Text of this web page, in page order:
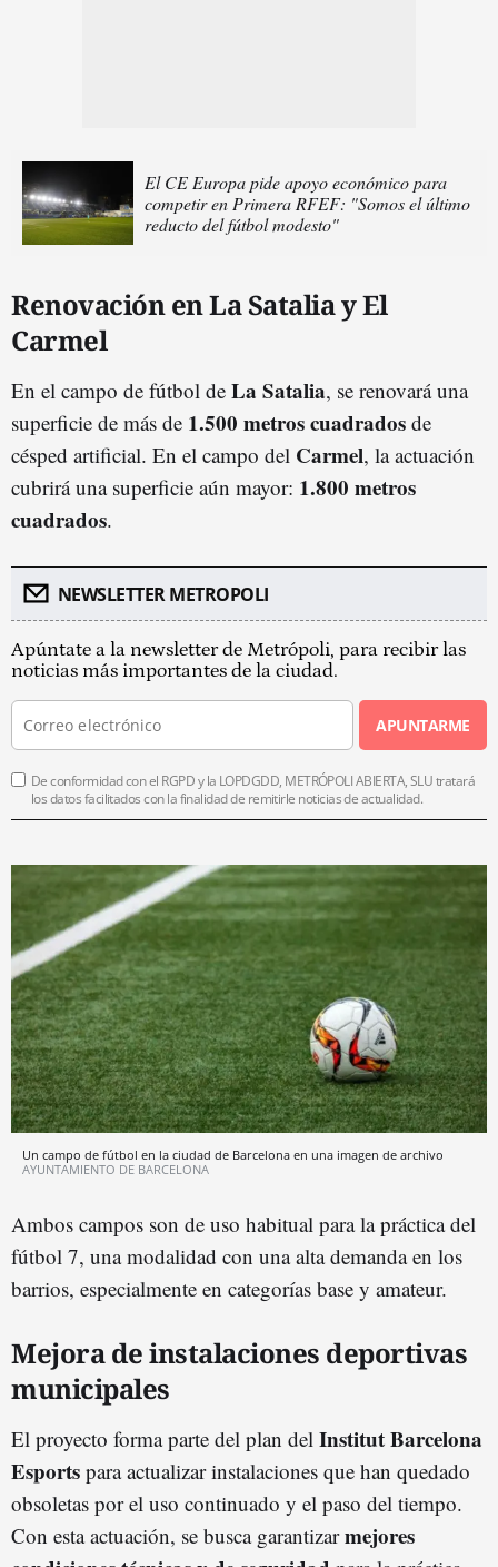
El CE Europa pide apoyo económico para
competir en Primera RFEF: "Somos el último
reducto del fútbol modesto"
Renovación en La Satalia y El
Carmel
En el campo de fútbol de La Satalia, se renovará una
superficie de más de 1.500 metros cuadrados de
césped artificial. En el campo del Carmel, la actuación
cubrirá una superficie aún mayor: 1.800 metros
cuadrados.
NEWSLETTER METROPOLI
Apúntate a la newsletter de Metrópoli, para recibir las
noticias más importantes de la ciudad.
APUNTARME
De conformidad con el RGPD y la LOPDGDD, METRÓPOLI ABIERTA, SLU tratará
los datos facilitados con la finalidad de remitirle noticias de actualidad.
Un campo de fútbol en la ciudad de Barcelona en una imagen de archivo
AYUNTAMIENTO DE BARCELONA
Ambos campos son de uso habitual para la práctica del
fútbol 7, una modalidad con una alta demanda en los
barrios, especialmente en categorías base y amateur.
Mejora de instalaciones deportivas
municipales
El proyecto forma parte del plan del Institut Barcelona
Esports para actualizar instalaciones que han quedado
obsoletas por el uso continuado y el paso del tiempo.
Con esta actuación, se busca garantizarmejores